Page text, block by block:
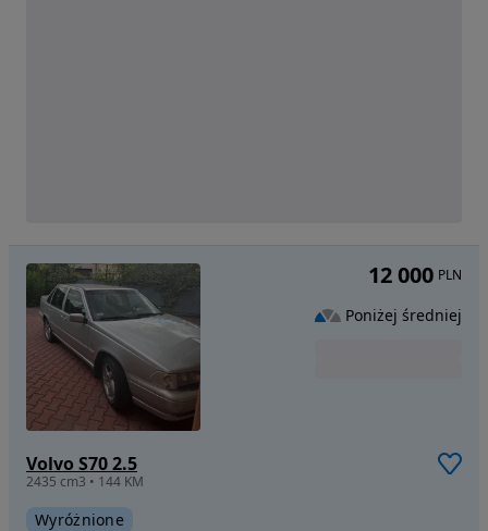
Volvo S70 2.5
2435 cm3 • 144 KM
Wyróżnione
12 000 PLN
Poniżej średniej